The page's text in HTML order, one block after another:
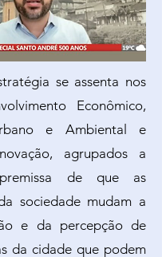
se assenta nos
Econômico,
e Ambiental e
agrupados a
de que as
sociedade mudam a
e da percepção de
da cidade que podem